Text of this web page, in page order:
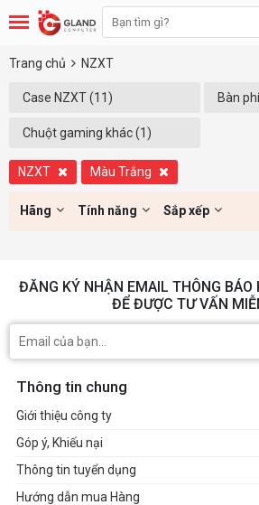
Trang chủ NZXT
Case NZXT (11) Bàn
Chuột gaming khác (1)
NZXT Màu Trắng
Hãng Tính năng Sắp xếp
ĐĂNG KÝ NHẬN EMAIL THÔNG BÁO
ĐỂ ĐƯỢC TƯ VẤN
Thông tin chung
Giới thiệu công ty
Góp ý, Khiếu nại
Thông tin tuyển dụng
Hướng dẫn mua Hàng